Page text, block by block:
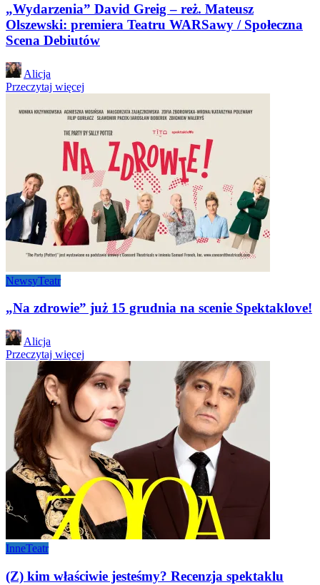
„Wydarzenia” David Greig – reż. Mateusz
Olszewski: premiera Teatru WARSawy / Społeczna
Scena Debiutów
Posted
by
Alicja
Przeczytaj więcej
NewsyTeatr
„Na zdrowie” już 15 grudnia na scenie Spektaklove!
Posted
by
Alicja
Przeczytaj więcej
InneTeatr
(Z) kim właściwie jesteśmy? Recenzja spektaklu